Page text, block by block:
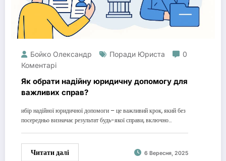
Бойко Олександр Поради Юриста
0
Коментарі
Як обрати надійну юридичну допомогу для
важливих справ?
ибір надійної юридичної допомоги – це важливий крок, який без
посередньо визначає результат будь-якої справи, включно…
Читати далі 6 Вересня, 2025